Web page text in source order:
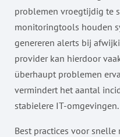
problemen vroegtijdig te
monitoringtools houden
genereren alerts bij
provider kan hierdoor
überhaupt problemen
vermindert het aantal
stabielere IT-omgevingen.
Best practices voor